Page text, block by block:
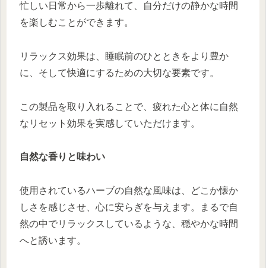
忙しい日常から一歩離れて、自分だけの静かな時間
を楽しむことができます。
リラックス効果は、睡眠前のひとときをより豊か
に、そして快適にするための大切な要素です。
この製品を取り入れることで、疲れた心と体に自然
なリセット効果を実感していただけます。
自然な香りと味わい
使用されているハーブの自然な風味は、どこか懐か
しさを感じさせ、心に安らぎを与えます。まるで自
然の中でリラックスしているような、穏やかな時間
へと誘います。